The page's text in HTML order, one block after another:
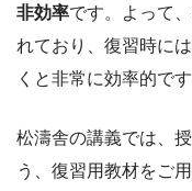
非効率です。よって
れており、復習時に
くと非常に効率的です
松濤舎の講義では、
う、復習用教材をご